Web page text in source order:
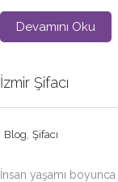
Devamını Oku
İnsan yaşamı boyunca
İzmir Şifacı
Blog Şifacı